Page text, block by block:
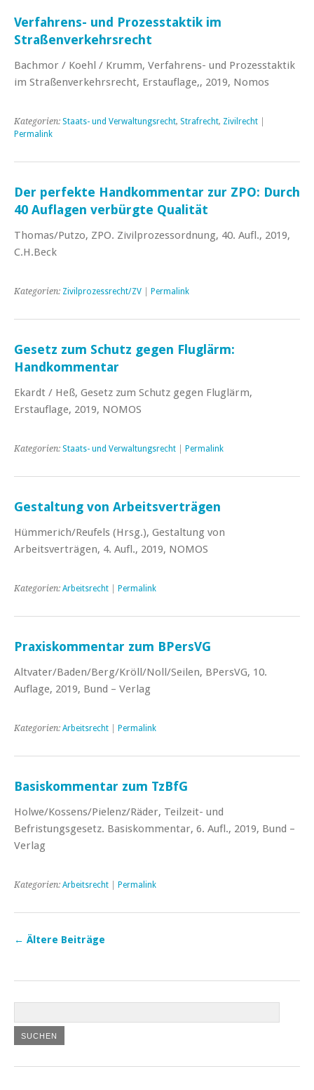
Verfahrens- und Prozesstaktik im
Straßenverkehrsrecht
Bachmor / Koehl / Krumm, Verfahrens- und Prozesstaktik
im Straßenverkehrsrecht, Erstauflage,, 2019, Nomos
Kategorien: Staats- und Verwaltungsrecht, Strafrecht, Zivilrecht
Permalink
Der perfekte Handkommentar zur ZPO: Durch
40 Auflagen verbürgte Qualität
Thomas/Putzo, ZPO. Zivilprozessordnung, 40. Aufl., 2019,
C.H.Beck
Kategorien: Zivilprozessrecht/ZV Permalink
Gesetz zum Schutz gegen Fluglärm:
Handkommentar
Ekardt / Heß, Gesetz zum Schutz gegen Fluglärm,
Erstauflage, 2019, NOMOS
Kategorien: Staats- und Verwaltungsrecht Permalink
Gestaltung von Arbeitsverträgen
Hümmerich/Reufels (Hrsg.), Gestaltung von
Arbeitsverträgen, 4. Aufl., 2019, NOMOS
Kategorien: Arbeitsrecht Permalink
Praxiskommentar zum BPersVG
Altvater/Baden/Berg/Kröll/Noll/Seilen, BPersVG, 10.
Auflage, 2019, Bund – Verlag
Kategorien: Arbeitsrecht Permalink
Basiskommentar zum TzBfG
Holwe/Kossens/Pielenz/Räder, Teilzeit- und
Befristungsgesetz. Basiskommentar, 6. Aufl., 2019, Bund –
Verlag
Kategorien: Arbeitsrecht Permalink
← Ältere Beiträge